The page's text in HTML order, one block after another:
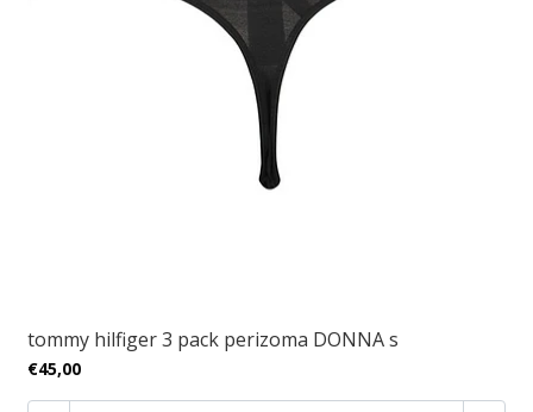
tommy hilfiger 3 pack perizoma DONNA s
€45,00